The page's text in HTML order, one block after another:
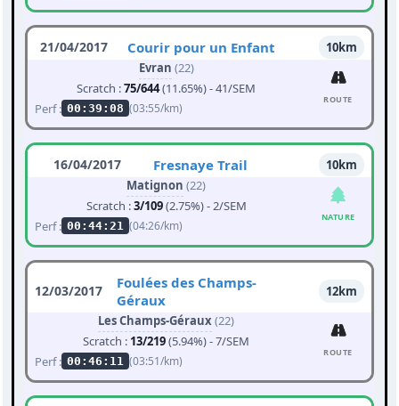
21/04/2017 Courir pour un Enfant
10km
Evran (22)
Scratch :75/644(11.65%) - 41/SEM
Perf : 00:39:08 (03:55/km)
ROUTE
16/04/2017 Fresnaye Trail
10km
Matignon (22)
Scratch :3/109(2.75%) - 2/SEM
Perf : 00:44:21 (04:26/km)
NATURE
12/03/2017
Foulées des Champs-
Géraux
12km
Les Champs-Géraux(22)
Scratch : 13/219(5.94%) - 7/SEM
Perf : 00:46:11 (03:51/km)
ROUTE